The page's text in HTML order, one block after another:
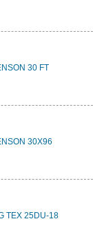
30 FT
30X96
TEX 25DU-18